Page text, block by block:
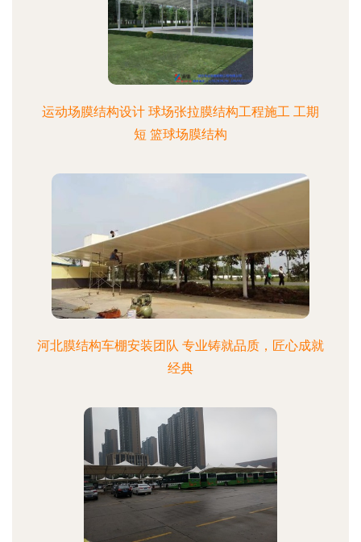
运动场膜结构设计 球场张拉膜结构工程施工 工期
短 篮球场膜结构
河北膜结构车棚安装团队 专业铸就品质，匠心成就
经典